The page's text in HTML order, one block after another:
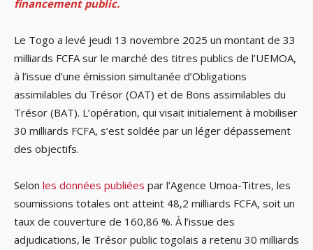
financement public.
Le Togo a levé jeudi 13 novembre 2025 un montant de 33
milliards FCFA sur le marché des titres publics de l’UEMOA,
à l’issue d’une émission simultanée d’Obligations
assimilables du Trésor (OAT) et de Bons assimilables du
Trésor (BAT). L’opération, qui visait initialement à mobiliser
30 milliards FCFA, s’est soldée par un léger dépassement
des objectifs.
Selon les données publiées par l’Agence Umoa-Titres, les
soumissions totales ont atteint 48,2 milliards FCFA, soit un
taux de couverture de 160,86 %. À l’issue des
adjudications, le Trésor public togolais a retenu 30 milliards